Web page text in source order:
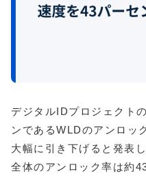
デジタルIDプロジェクト
ンであるWLDのアンロッ
大幅に引き下げると発表
全体のアンロック率は約